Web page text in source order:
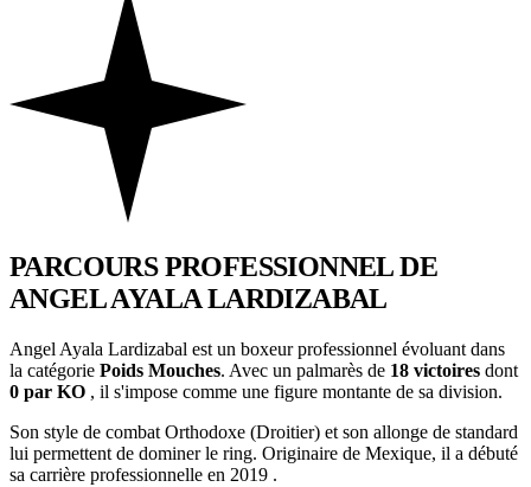
PARCOURS PROFESSIONNELDE
ANGEL AYALA LARDIZABAL
Angel Ayala Lardizabal est un boxeur professionnel évoluant dans
la catégorie Poids Mouches. Avec un palmarès de 18 victoires dont
0 par KO , il s'impose comme une figure montante de sa division.
Son style de combat Orthodoxe (Droitier) et son allonge de standard
lui permettent de dominer le ring. Originaire de Mexique, il a débuté
sa carrière professionnelle en 2019 .